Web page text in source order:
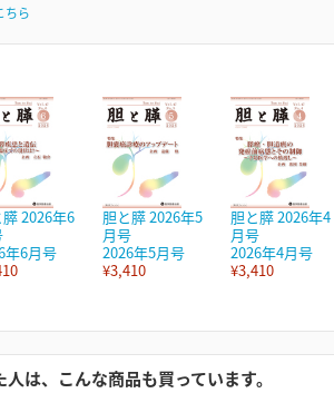
ちら
2026年6
年6月号
胆と膵 2026年5
月号
2026年5月号
¥3,410
胆と膵 2026年4
月号
2026年4月号
¥3,410
は、こんな商品も買っています。